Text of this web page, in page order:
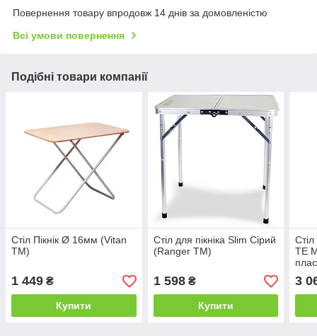
Повернення товару впродовж 14 днів за домовленістю
Всі умови повернення
Подібні товари компанії
Стіл Пікнік Ø 16мм (Vitan
TM)
1 449 ₴
Купити
Стіл для пікніка Slim Сірий
(Ranger TM)
1 598₴
Купити
TE
Eco
3